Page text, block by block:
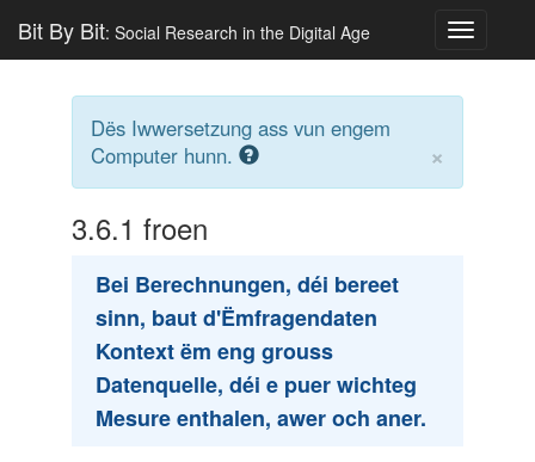
Toggle
Bit By Bit: Social Research in the Digital Age
Dës Iwwersetzung ass vun engem
Computer hunn.
×
3.6.1 froen
Bei Berechnungen, déi bereet
sinn, baut d'Ëmfragendaten
Kontext ëm eng grouss
Datenquelle, déi e puer wichteg
Mesure enthalen, awer och aner.